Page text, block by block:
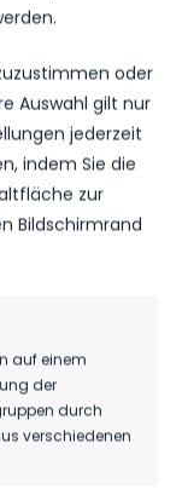
oder
Auswahl gilt nur
jederzeit
indem Sie die
zur
Bildschirmrand
auf einem
der
durch
verschiedenen
Sieg
Niederlage
Union
FSV 63
F1-Jugend